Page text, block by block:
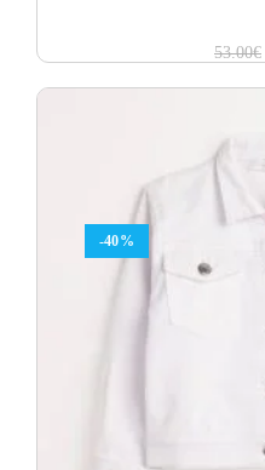
53.00€
-40%